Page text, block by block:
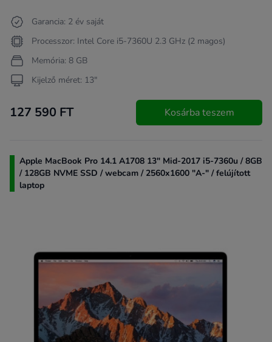
Garancia: 2 év saját
Processzor: Intel Core i5-7360U 2.3 GHz (2 magos)
Memória: 8 GB
Kijelző méret: 13"
127 590 FT Kosárba teszem
Apple MacBook Pro 14.1 A1708 13" Mid-2017 i5-7360u / 8GB
/ 128GB NVME SSD / webcam / 2560x1600 "A-" / felújított
laptop